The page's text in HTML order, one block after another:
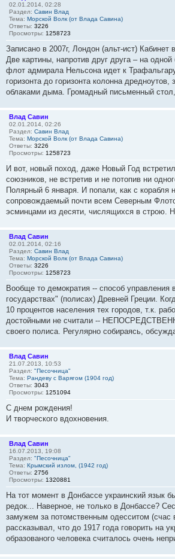
02.01.2014, 02:28
Раздел: Савин Влад
Тема: Морской Волк (от Влада Савина)
Ответы: 3226
Просмотры: 1258723
Записано в 2007г, Лондон (альт-ист) Кабинет
Две картины, напротив друг друга – на одной
флот адмирала Нельсона идет к
горизонта до горизонта колонна
облаками дыма. Громадный письменный
Влад Савин
02.01.2014, 02:26
Раздел: Савин Влад
Тема: Морской Волк (от Влада Савина)
Ответы: 3226
Просмотры: 1258723
И вот, новый поход, даже Новый Год
союзников, не встретив и не потопив ни
Полярный 6 января. И попали, как с корабля
сопровождаемый почти всем Северным
эсминцами из десяти, числящихся в строю.
Влад Савин
02.01.2014, 02:16
Раздел: Савин Влад
Тема: Морской Волк (от Влада Савина)
Ответы: 3226
Просмотры: 1258723
Вообще то демократия -- способ управления
государствах" (полисах) Древней Греции.
10 процентов населения тех городов, т.к.
достойными не считали --
своего полиса. Регулярно собираясь,
Влад Савин
21.07.2013, 10:53
Раздел: "Песочница"
Тема: Рандеву с Варягом (1904 год)
Ответы: 3043
Просмотры: 1251094
С днем рождения!
И творческого вдохновения.
Влад Савин
16.07.2013, 19:08
Раздел: "Песочница"
Тема: Крымский излом, (1942 год)
Ответы: 2756
Просмотры: 1320881
На тот момент в Донбассе украинский язык
редок... Наверное, не только в Донбассе?
замужем за потомственным одесситом (счас
рассказывал, что до 1917 года говорить на
образованого человека считалось очень